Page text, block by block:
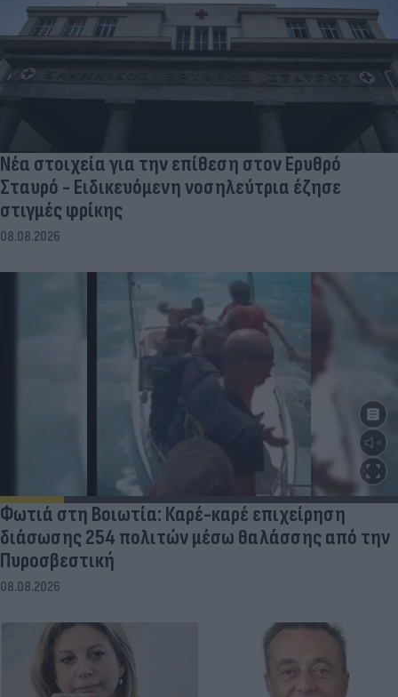
Νέα στοιχεία για την επίθεση στον Ερυθρό
Σταυρό - Ειδικευόμενη νοσηλεύτρια έζησε
στιγμές φρίκης
08.08.2026
Φωτιά στη Βοιωτία: Καρέ-καρέ επιχείρηση
διάσωσης 254 πολιτών μέσω θαλάσσης από την
Πυροσβεστική
08.08.2026